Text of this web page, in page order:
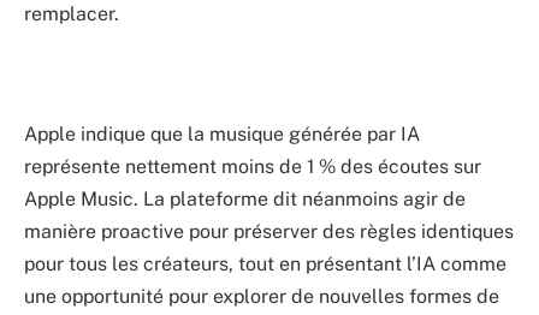
remplacer.
Apple indique que la musique générée par IA
représente nettement moins de 1 % des écoutes sur
Apple Music. La plateforme dit néanmoins agir de
manière proactive pour préserver des règles identiques
pour tous les créateurs, tout en présentant l’IA comme
une opportunité pour explorer de nouvelles formes de